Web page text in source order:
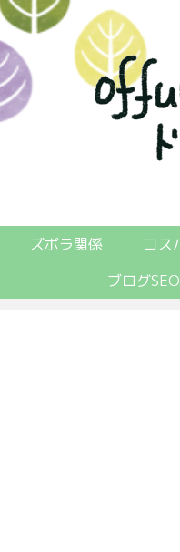
ズボラ関係
ブログSEO